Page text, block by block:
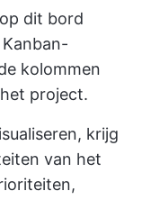
dit bord
kolommen
project.
krijg
van het